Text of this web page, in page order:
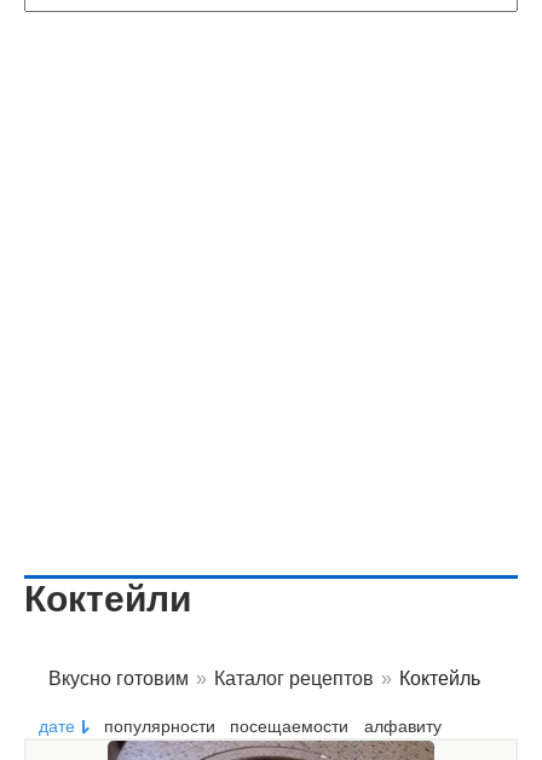
Коктейли
Вкусно готовим » Каталог рецептов » Коктейль
дате популярности посещаемости алфавиту